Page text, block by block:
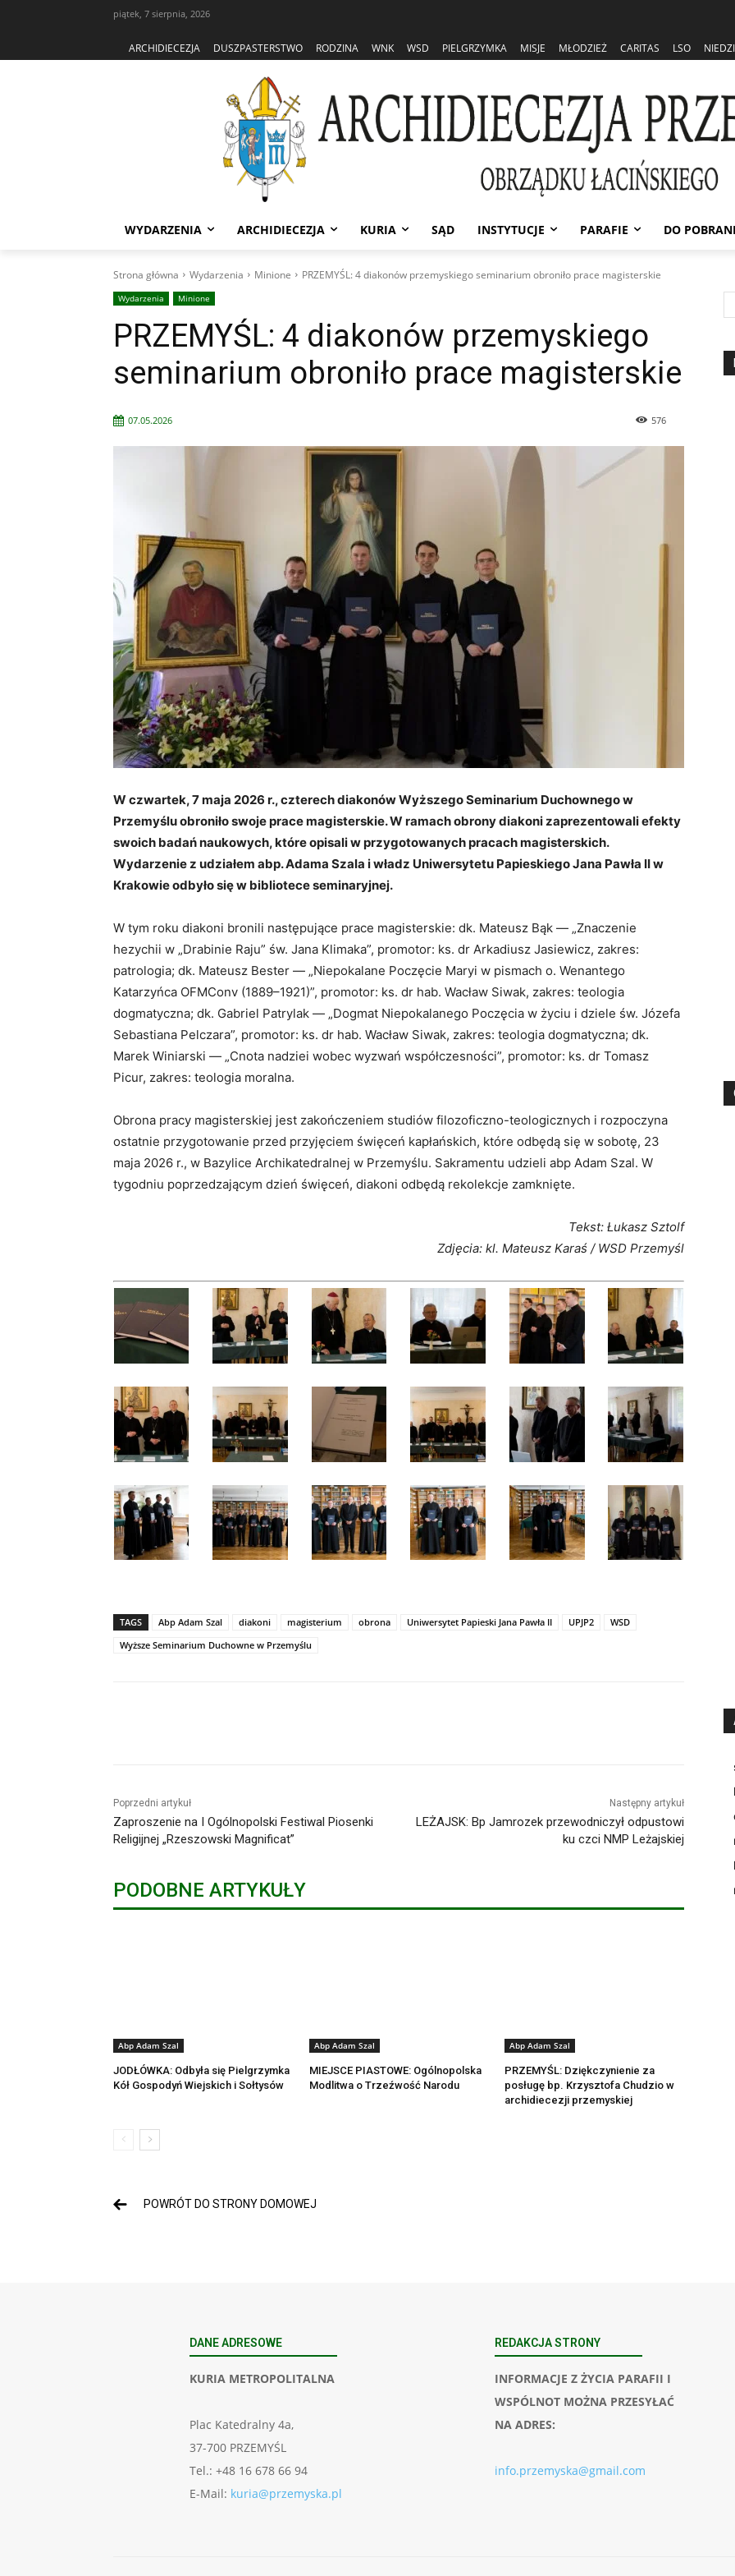
piątek, 7 sierpnia, 2026
ARCHIDIECEZJA DUSZPASTERSTWO RODZINA WNK WSD PIELGRZYMKA MISJE MŁODZIEŻ CARITAS LSO
WYDARZENIA ARCHIDIECEZJA KURIA SĄD INSTYTUCJE PARAFIE DO
Strona główna Wydarzenia Minione PRZEMYŚL: 4 diakonów przemyskiego seminarium obroniło prace magisterskie
Wydarzenia Minione
PRZEMYŚL: 4 diakonów przemyskiego
seminarium obroniło prace magisterskie
07.05.2026 576
W czwartek, 7 maja 2026 r., czterech diakonów Wyższego Seminarium Duchownego w
Przemyślu obroniło swoje prace magisterskie. W ramach obrony diakoni zaprezentowali efekty
swoich badań naukowych, które opisali w przygotowanych pracach magisterskich.
Wydarzenie z udziałem abp. Adama Szala i władz Uniwersytetu Papieskiego Jana Pawła II w
Krakowie odbyło się w bibliotece seminaryjnej.
W tym roku diakoni bronili następujące prace magisterskie: dk. Mateusz Bąk — „Znaczenie
hezychii w „Drabinie Raju” św. Jana Klimaka”, promotor: ks. dr Arkadiusz Jasiewicz, zakres:
patrologia; dk. Mateusz Bester — „Niepokalane Poczęcie Maryi w pismach o. Wenantego
Katarzyńca OFMConv (1889–1921)”, promotor: ks. dr hab. Wacław Siwak, zakres: teologia
dogmatyczna; dk. Gabriel Patrylak — „Dogmat Niepokalanego Poczęcia w życiu i dziele św. Józefa
Sebastiana Pelczara”, promotor: ks. dr hab. Wacław Siwak, zakres: teologia dogmatyczna; dk.
Marek Winiarski — „Cnota nadziei wobec wyzwań współczesności”, promotor: ks. dr Tomasz
Picur, zakres: teologia moralna.
Obrona pracy magisterskiej jest zakończeniem studiów filozoficzno-teologicznych i rozpoczyna
ostatnie przygotowanie przed przyjęciem święceń kapłańskich, które odbędą się w sobotę, 23
maja 2026 r., w Bazylice Archikatedralnej w Przemyślu. Sakramentu udzieli abp Adam Szal. W
tygodniu poprzedzającym dzień święceń, diakoni odbędą rekolekcje zamknięte.
Tekst: Łukasz Sztolf
Zdjęcia: kl. Mateusz Karaś / WSD Przemyśl
TAGS Abp Adam Szal diakoni magisterium obrona Uniwersytet Papieski Jana Pawła II UPJP2
WSD
Wyższe Seminarium Duchowne w Przemyślu
Poprzedni artykuł
Zaproszenie na I Ogólnopolski Festiwal Piosenki
Religijnej „Rzeszowski Magnificat”
Następny artykuł
LEŻAJSK: Bp Jamrozek przewodniczył odpustowi
ku czci NMP Leżajskiej
PODOBNE ARTYKUŁY
Abp Adam Szal
JODŁÓWKA: Odbyła się Pielgrzymka
Kół Gospodyń Wiejskich i Sołtysów
Abp Adam Szal
MIEJSCE PIASTOWE: Ogólnopolska
Modlitwa o Trzeźwość Narodu
Abp Adam Szal
PRZEMYŚL: Dziękczynienie za
posługę bp. Krzysztofa Chudzio w
archidiecezji przemyskiej
POWRÓT DO STRONY DOMOWEJ
DANE ADRESOWE
KURIA METROPOLITALNA
Plac Katedralny 4a,
37-700 PRZEMYŚL
Tel.: +48 16 678 66 94
E-Mail: kuria@przemyska.pl
REDAKCJA STRONY
INFORMACJE Z ŻYCIA PARAFII I
WSPÓLNOT MOŻNA PRZESYŁAĆ
NA ADRES:
info.przemyska@gmail.com